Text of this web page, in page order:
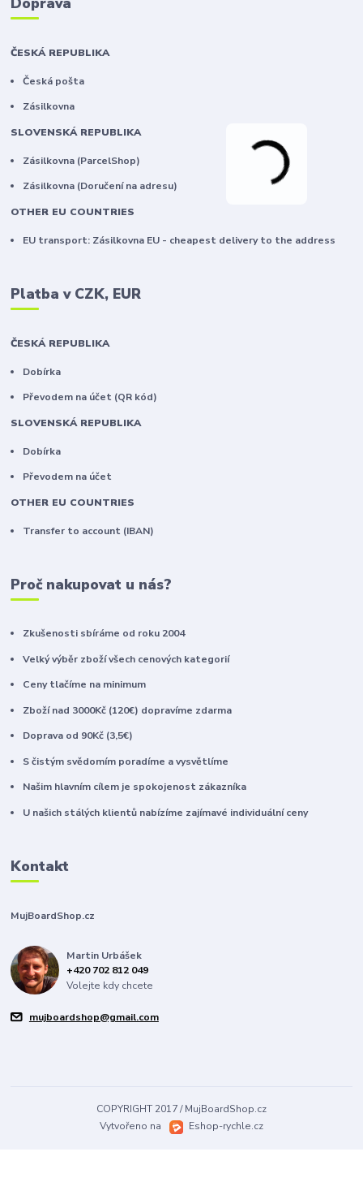
ČESKÁ REPUBLIKA
Česká pošta
Zásilkovna
SLOVENSKÁ REPUBLIKA
Zásilkovna (ParcelShop)
Zásilkovna (Doručení na adresu)
OTHER EU COUNTRIES
EU transport: Zásilkovna EU - cheapest delivery to the address
Platba v CZK, EUR
ČESKÁ REPUBLIKA
Dobírka
Převodem na účet (QR kód)
SLOVENSKÁ REPUBLIKA
Dobírka
Převodem na účet
OTHER EU COUNTRIES
Transfer to account (IBAN)
Proč nakupovat u nás?
Zkušenosti sbíráme od roku 2004
Velký výběr zboží všech cenových kategorií
Ceny tlačíme na minimum
Zboží nad 3000Kč (120€) dopravíme zdarma
Doprava od 90Kč (3,5€)
S čistým svědomím poradíme a vysvětlíme
Našim hlavním cílem je spokojenost zákazníka
U našich stálých klientů nabízíme zajímavé individuální ceny
Kontakt
MujBoardShop.cz
Martin Urbášek
+420 702 812 049
Volejte kdy chcete
mujboardshop@gmail.com
COPYRIGHT 2017 / MujBoardShop.cz
Vytvořeno na
Eshop-rychle.cz